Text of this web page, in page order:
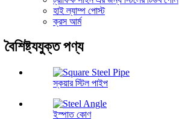
হাই ল্যাম্প পোস্ট
ক্রস আর্ম
বৈশিষ্ট্যযুক্ত পণ্য
স্কয়ার স্টিল পাইপ
ইস্পাত কোণ